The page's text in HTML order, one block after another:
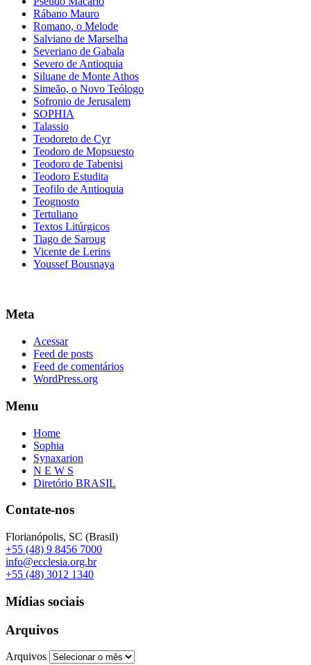
Rábano Mauro
Romano, o Melode
Salviano de Marselha
Severiano de Gabala
Severo de Antioquia
Siluane de Monte Athos
Simeão, o Novo Teólogo
Sofronio de Jerusalem
SOPHIA
Talassio
Teodoreto de Cyr
Teodoro de Mopsuesto
Teodoro de Tabenisi
Teodoro Estudita
Teofilo de Antioquia
Teognosto
Tertuliano
Textos Litúrgicos
Tiago de Saroug
Vicente de Lerins
Youssef Bousnaya
Meta
Acessar
Feed de posts
Feed de comentários
WordPress.org
Menu
Home
Sophia
Synaxarion
N E W S
Diretório BRASIL
Contate-nos
Florianópolis, SC (Brasil)
+55 (48) 9 8456 7000
info@ecclesia.org.br
+55 (48) 3012 1340
Mídias sociais
Arquivos
Arquivos